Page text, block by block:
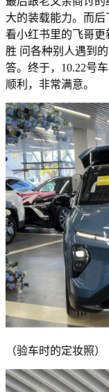
大的装载能力。而
看小红书里的飞哥
胜 问各种别人遇到
答。终于，10.22号
顺利，非常满意。
（验车时的定妆照）